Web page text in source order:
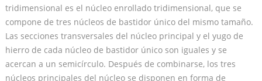
tridimensional es el núcleo enrollado tridimensional, que se
compone de tres núcleos de bastidor único del mismo tamaño.
Las secciones transversales del núcleo principal y el yugo de
hierro de cada núcleo de bastidor único son iguales y se
acercan a un semicírculo. Después de combinarse, los tres
núcleos principales del núcleo se disponen en forma de